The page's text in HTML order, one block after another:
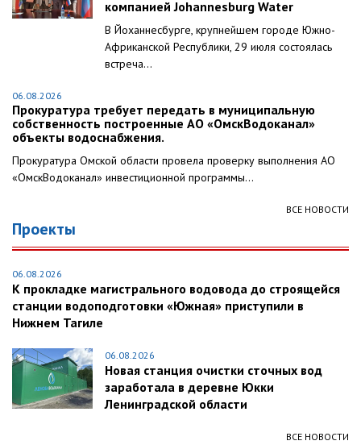
компанией Johannesburg Water
В Йоханнесбурге, крупнейшем городе Южно-
Африканской Республики, 29 июля состоялась
встреча...
06.08.2026
Прокуратура требует передать в муниципальную
собственность построенные АО «ОмскВодоканал»
объекты водоснабжения.
Прокуратура Омской области провела проверку выполнения АО
«ОмскВодоканал» инвестиционной программы...
ВСЕ НОВОСТИ
Проекты
06.08.2026
К прокладке магистрального водовода до строящейся
станции водоподготовки «Южная» приступили в
Нижнем Тагиле
06.08.2026
Новая станция очистки сточных вод
заработала в деревне Юкки
Ленинградской области
ВСЕ НОВОСТИ